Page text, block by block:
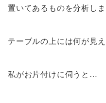
置いてあるものを分析しま
テーブルの上には何が見
私がお片付けに伺うと…